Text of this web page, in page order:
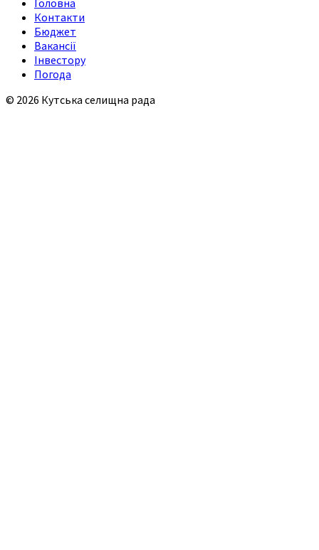
Контакти
Бюджет
Вакансії
Інвестору
Погода
© 2026 Кутська селищна рада